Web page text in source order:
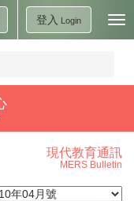
登入 Login
現代教育通訊
MERS Bulletin